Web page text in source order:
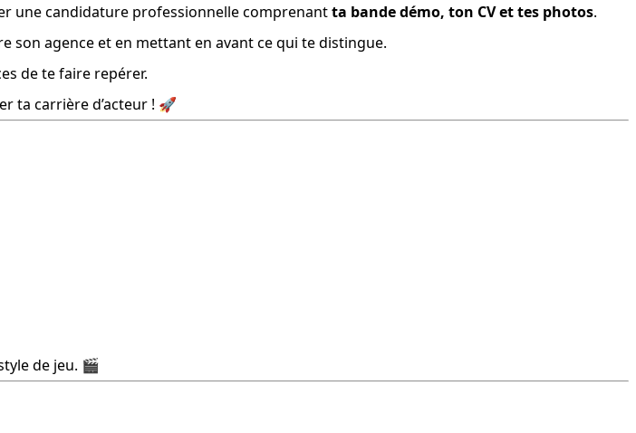
une candidature professionnelle comprenant ta bande démo, ton CV et tes photos.
son agence et en mettant en avant ce qui te distingue.
de te faire repérer.
ta carrière d’acteur ! 🚀
de jeu. 🎬